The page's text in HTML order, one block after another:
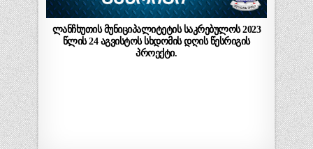
ლანჩხუთის მუნიციპალიტეტის საკრებულოს 2023
წლის 24 აგვისტოს სხდომის დღის წესრიგის
პროექტი.